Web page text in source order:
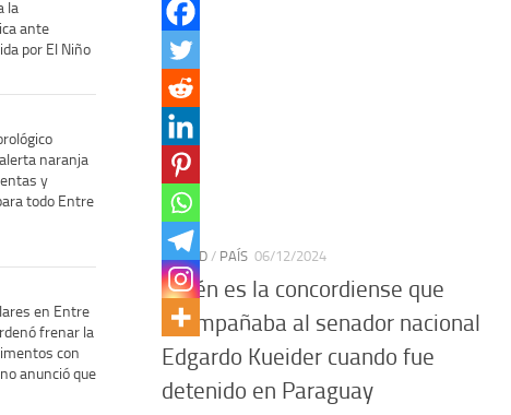
CIUDAD / PAÍS 06/12/2024
Quién es la concordiense que
acompañaba al senador nacional
Edgardo Kueider cuando fue
detenido en Paraguay
la
ante
por El Niño
naranja
y
todo Entre
en Entre
frenar la
con
anunció que